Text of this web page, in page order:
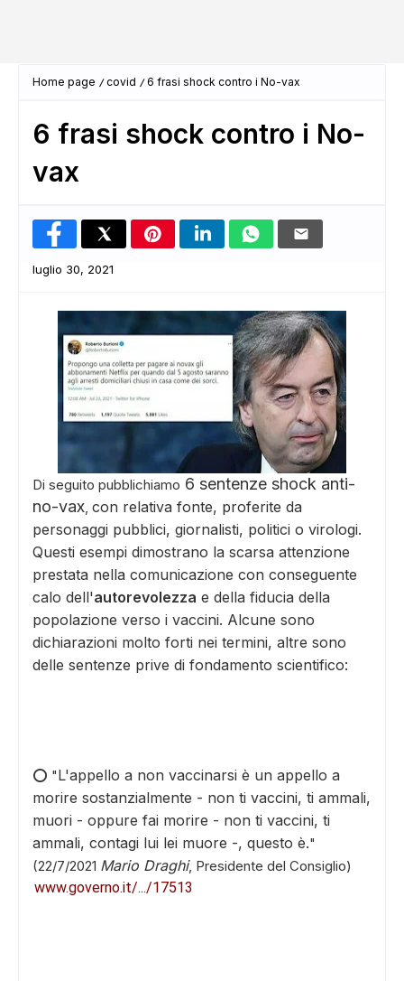
Home page covid 6 frasi shock contro i No-vax
6 frasi shock contro i No-
vax
luglio 30, 2021
Di seguito pubblichiamo 6 sentenze shock anti-
no-vax, con relativa fonte, proferite da
personaggi pubblici, giornalisti, politici o virologi.
Questi esempi dimostrano la scarsa attenzione
prestata nella comunicazione con conseguente
calo dell'autorevolezza e della fiducia della
popolazione verso i vaccini. Alcune sono
dichiarazioni molto forti nei termini, altre sono
delle sentenze prive di fondamento scientifico:
⭕ "L'appello a non vaccinarsi è un appello a
morire sostanzialmente - non ti vaccini, ti ammali,
muori - oppure fai morire - non ti vaccini, ti
ammali, contagi lui lei muore -, questo è."
(22/7/2021 Mario Draghi, Presidente del Consiglio)
www.governo.it/.../17513